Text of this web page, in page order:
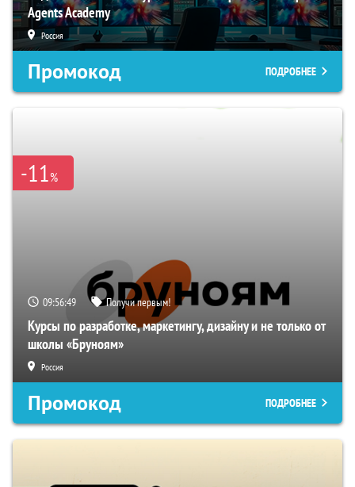
Agents Academy
Россия
Промокод ПОДРОБНЕЕ
-11%
09:56:49 Получи первым!
Курсы по разработке, маркетингу, дизайну и не только от
школы «Бруноям»
Россия
Промокод ПОДРОБНЕЕ